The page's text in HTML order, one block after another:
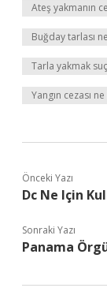
Ateş yakmanın
Buğday tarlası
Tarla yakmak
Yangın cezası
Önceki Yazı
Dc Ne Için
Sonraki Yazı
Panama